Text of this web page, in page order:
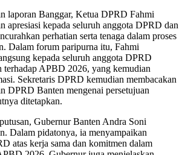
laporan Banggar, Ketua DPRD Fahmi
apresiasi kepada seluruh anggota DPRD dan
perhatian serta tenaga dalam proses
Dalam forum paripurna itu, Fahmi
kepada seluruh anggota DPRD
terhadap APBD 2026, yang kemudian
Sekretaris DPRD kemudian membacakan
DPRD Banten mengenai persetujuan
ditetapkan.
Gubernur Banten Andra Soni
Dalam pidatonya, ia menyampaikan
atas kerja sama dan komitmen dalam